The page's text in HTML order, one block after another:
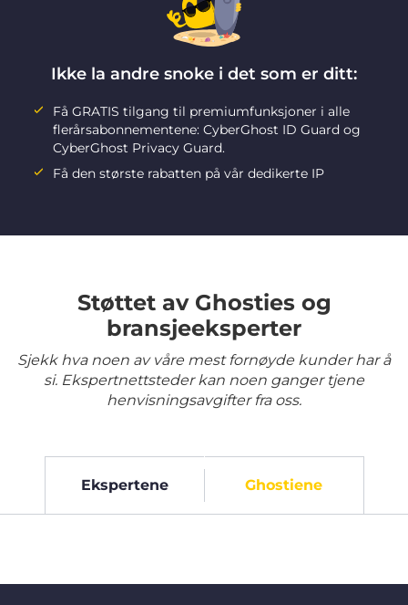
Ikke la andre snoke i det som er ditt:
Få GRATIS tilgang til premiumfunksjoner i alle
flerårsabonnementene: CyberGhost ID Guard og
CyberGhost Privacy Guard.
Få den største rabatten på vår dedikerte IP
Støttet av Ghosties og
bransjeeksperter
Sjekk hva noen av våre mest fornøyde kunder har å
si. Ekspertnettsteder kan noen ganger tjene
henvisningsavgifter fra oss.
Ekspertene Ghostiene